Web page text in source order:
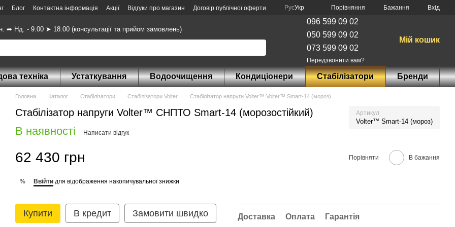
Блог Контактна інформація Акції Відгуки про магазин Договір публічної оферти РусУкр Порівняння Бажання Вхід
➦ Нд. - 9.00 ➤ 18.00 (консультації та прийом замовлень)
096 599 09 02
050 599 09 02
073 599 09 02
Передзвонити вам?
Мій кошик
техніка Устаткування Водоочищення Кондиціонери Стабілізатори Бренди
Головна Каталог Стабілізатори Стабілізатори Volter Стабілізатор напруги Volter™ Volter™ Smart-14 (мороз)
Стабілізатор напруги Volter™ СНПТО Smart-14 (морозостійкий) Артикул
Volter™ Smart-14 (мороз)
В наявності Написати відгук
62 430 грн Порівняти В бажання
% Ввійти для відображення накопичувальної знижки
Купити В кредит Замовити швидко Доставка Оплата Гарантія